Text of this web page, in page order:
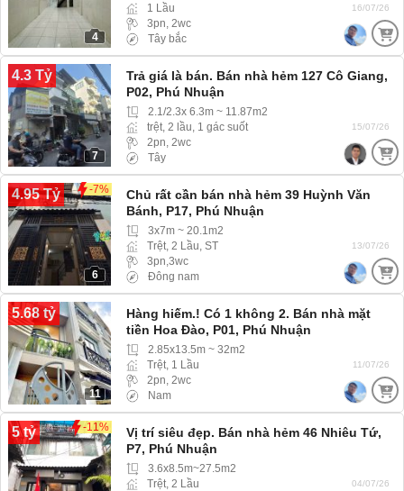
4
1 Lầu
3pn, 2wc
Tây bắc
16/07/26
4.3 Tỷ
7
Trả giá là bán. Bán nhà hẻm 127 Cô Giang,
P02, Phú Nhuận
2.1/2.3x 6.3m ~ 11.87m2
trệt, 2 lầu, 1 gác suốt
2pn, 2wc
Tây
15/07/26
4.95 Tỷ -7%
6
Chủ rất cần bán nhà hẻm 39 Huỳnh Văn
Bánh, P17, Phú Nhuận
3x7m ~ 20.1m2
Trệt, 2 Lầu, ST
3pn,3wc
Đông nam
13/07/26
5.68 tỷ
11
Hàng hiếm.! Có 1 không 2. Bán nhà mặt
tiền Hoa Đào, P01, Phú Nhuận
2.85x13.5m ~ 32m2
Trệt, 1 Lầu
2pn, 2wc
Nam
11/07/26
5 tỷ -11%
Vị trí siêu đẹp. Bán nhà hẻm 46 Nhiêu Tứ,
P7, Phú Nhuận
3.6x8.5m~27.5m2
Trệt, 2 Lầu
04/07/26